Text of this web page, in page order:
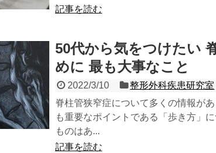
記事を読む
50代から気をつけたい
めに 最も大事なこと
2022/3/10
整形外科疾患研究室
脊柱管狭窄症について多くの情報が
も重要なポイントである「歩き方」
ものはあ...
記事を読む